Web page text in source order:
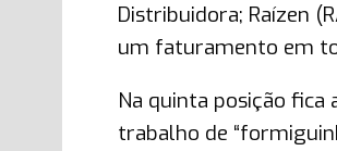
Distribuidora; Raízen
um faturamento em
Na quinta posição fica
trabalho de